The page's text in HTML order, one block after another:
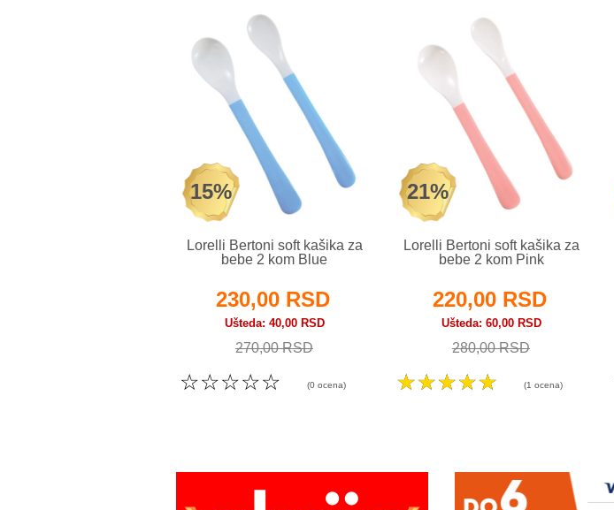
15%
Lorelli Bertoni soft kašika za
bebe 2 kom Blue
230,00 RSD
Ušteda 40,00 RSD
270,00 RSD
☆
☆
☆
☆
☆ (0 ocena)
21%
Lorelli Bertoni soft kašika za
bebe 2 kom Pink
220,00 RSD
Ušteda 60,00 RSD
280,00 RSD
☆
☆
☆
☆
☆ (1 ocena)